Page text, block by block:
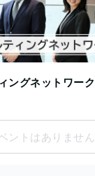
ングネットワーク
ントはありません